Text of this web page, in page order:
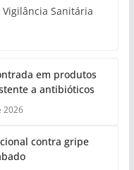
Sanitária
em produtos
a antibióticos
2026
contra gripe